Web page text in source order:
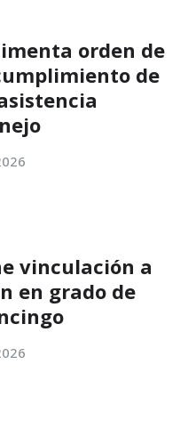
orden de
de
vinculación a
en grado de